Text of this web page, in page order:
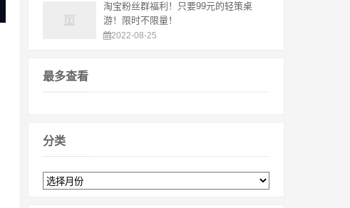
淘宝粉丝群福利！只要99元的轻策桌
游！限时不限量！
2022-08-25
最多查看
分类